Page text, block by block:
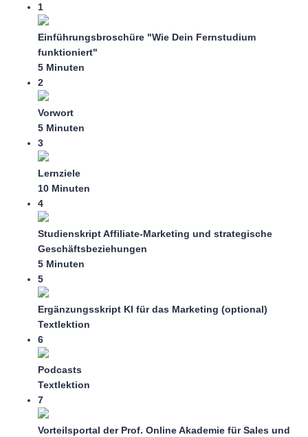
1
Einführungsbroschüre "Wie Dein Fernstudium
funktioniert"
5 Minuten
2
Vorwort
5 Minuten
3
Lernziele
10 Minuten
4
Studienskript Affiliate-Marketing und strategische
Geschäftsbeziehungen
5 Minuten
5
Ergänzungsskript KI für das Marketing (optional)
Textlektion
6
Podcasts
Textlektion
7
Vorteilsportal der Prof. Online Akademie für Sales und